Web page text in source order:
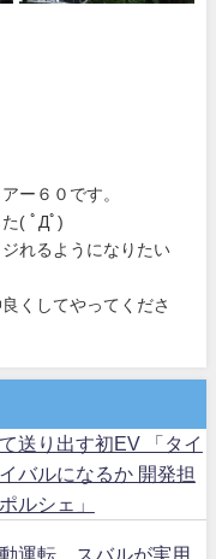
ー６０です。
( ﾟДﾟ)
れるようになりたい
くしてやってくださ
送り出す初EV 「タイ
バルになるか 開発担
ルシェ」
運転、スバルが実用